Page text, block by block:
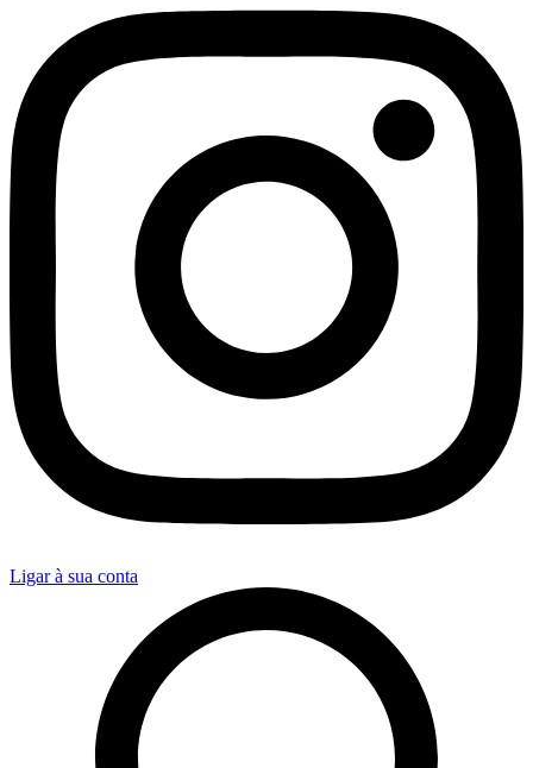
Ligar à sua conta